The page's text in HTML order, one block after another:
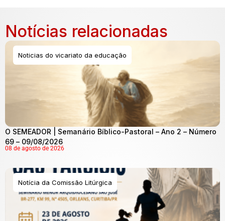
Notícias relacionadas
Noticias do vicariato da educação
O SEMEADOR | Semanário Bíblico-Pastoral – Ano 2 – Número
69 – 09/08/2026
08 de agosto de 2026
Notícia da Comissão Litúrgica